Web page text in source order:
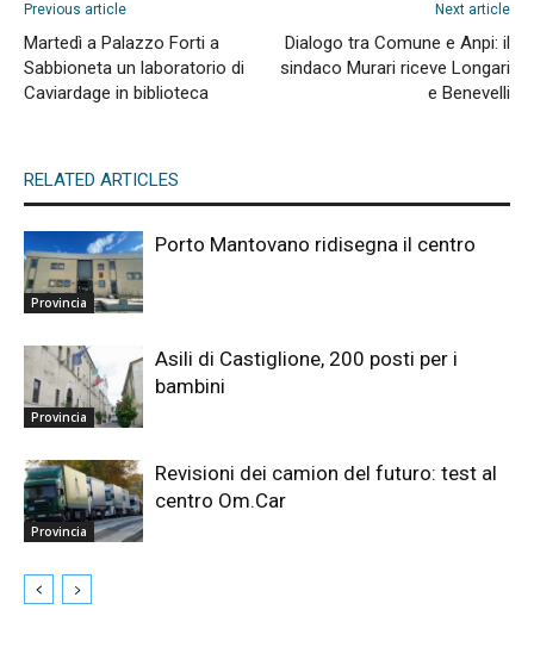
Previous article
Martedì a Palazzo Forti a
Sabbioneta un laboratorio di
Caviardage in biblioteca
Next article
Dialogo tra Comune e Anpi: il
sindaco Murari riceve Longari
e Benevelli
RELATED ARTICLES
Provincia
Porto Mantovano ridisegna il centro
Provincia
Asili di Castiglione, 200 posti per i
bambini
Provincia
Revisioni dei camion del futuro: test al
centro Om.Car